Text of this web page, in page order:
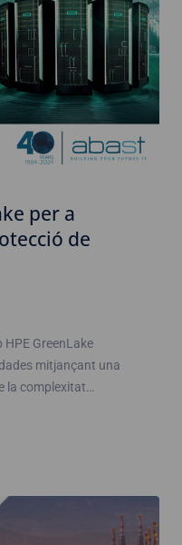
per a
de
GreenLake
mitjançant una
la complexitat…